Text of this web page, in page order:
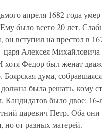
апреля 1682 года
было всего 20 лет.
он вступил на престол в
царя Алексея
хотя Федор был женат
Боярская дума,
была решать, кому
Кандидатов было двое: 16-
царевич Петр. Оба
но от разных матерей.